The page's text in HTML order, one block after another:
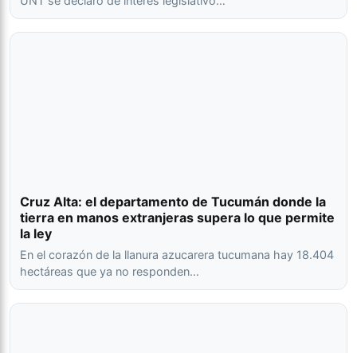
Cruz Alta: el departamento de Tucumán donde la
tierra en manos extranjeras supera lo que permite
la ley
En el corazón de la llanura azucarera tucumana hay 18.404
hectáreas que ya no responden…